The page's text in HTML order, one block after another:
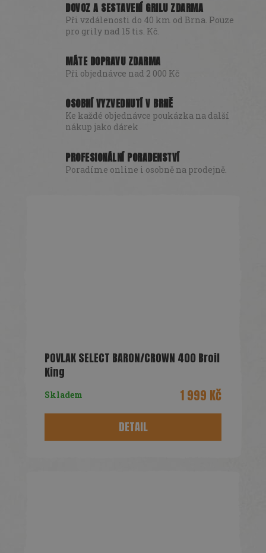
DOVOZ A SESTAVENÍ GRILU ZDARMA
Při vzdálenosti do 40 km od Brna. Pouze
pro grily nad 15 tis. Kč.
MÁTE DOPRAVU ZDARMA
Při objednávce nad 2 000 Kč
OSOBNÍ VYZVEDNUTÍ V BRNĚ
Ke každé objednávce poukázka na další
nákup jako dárek
PROFESIONÁLNÍ PORADENSTVÍ
Poradíme online i osobně na prodejně.
POVLAK SELECT BARON/CROWN 400 Broil
King
Skladem 1 999 Kč
DETAIL